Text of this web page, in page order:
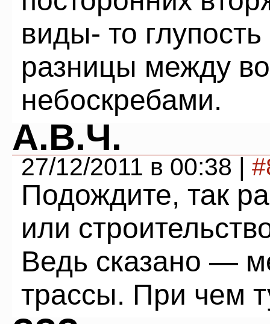
виды- то
разницы между
небоскребами.
А.В.Ч.
27/12/2011 в 00:38 |
Подождите, так
или
Ведь сказано —
трассы. При чем